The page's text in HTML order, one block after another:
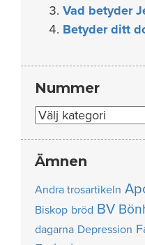
Vad betyder
Betyder ditt
Nummer
Nummer
Ämnen
Andra trosartikeln
Biskop bröd BV
dagarna Depression